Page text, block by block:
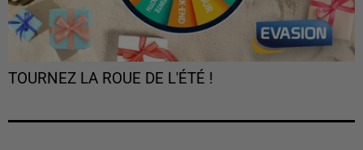
TOURNEZ LA ROUE DE L'ÉTÉ !